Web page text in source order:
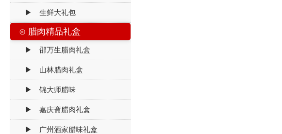
▶ 生鲜大礼包
⊙ 腊肉精品礼盒
▶ 邵万生腊肉礼盒
▶ 山林腊肉礼盒
▶ 锦大师腊味
▶ 嘉庆斋腊肉礼盒
▶ 广州酒家腊味礼盒